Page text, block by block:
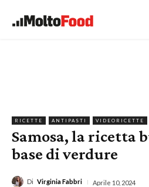
RICETTE ANTIPASTI VIDEORICETTE
Samosa, la ricetta
base di verdure
Di Virginia Fabbri Aprile 10, 2024